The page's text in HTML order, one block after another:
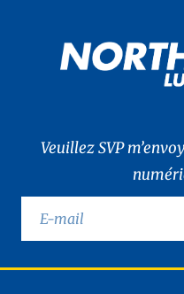
Veuillez SVP